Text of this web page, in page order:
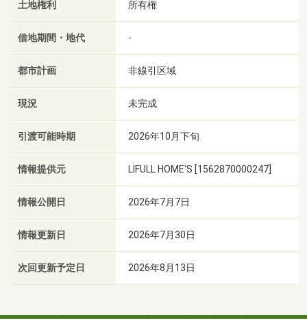
土地権利 所有権
借地期間・地代 -
都市計画 非線引区域
現況 未完成
引渡可能時期 2026年10月下旬
情報提供元 LIFULL HOME'S [1562870000247]
情報公開日 2026年7月7日
情報更新日 2026年7月30日
次回更新予定日 2026年8月13日